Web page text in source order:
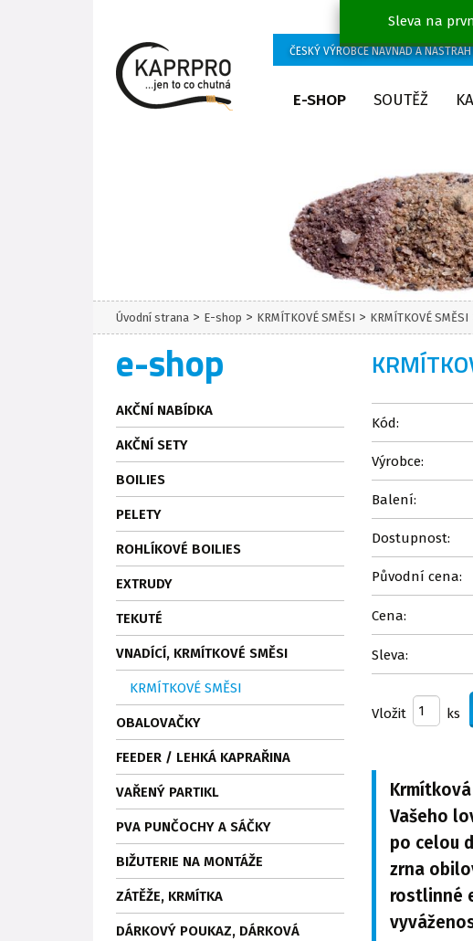
Sleva na
ČESKÝ VÝROBCE NÁVNAD A
E-SHOP SOUTĚŽ
Úvodní strana > E-shop > KRMÍTKOVÉ SMĚSI > KRMÍTKOVÉ SMĚSI
e-shop
AKČNÍ NABÍDKA
AKČNÍ SETY
BOILIES
PELETY
ROHLÍKOVÉ BOILIES
EXTRUDY
TEKUTÉ
VNADÍCÍ, KRMÍTKOVÉ SMĚSI
KRMÍTKOVÉ SMĚSI
OBALOVAČKY
FEEDER / LEHKÁ KAPRAŘINA
VAŘENÝ PARTIKL
PVA PUNČOCHY A SÁČKY
BIŽUTERIE NA MONTÁŽE
ZÁTĚŽE, KRMÍTKA
DÁRKOVÝ POUKAZ, DÁRKOVÁ
Kód:
Výrobce:
Balení:
Dostupnost:
Původní cena:
Cena:
Sleva:
Vložit ks
Vašeho
po celou
zrna
rostlinné